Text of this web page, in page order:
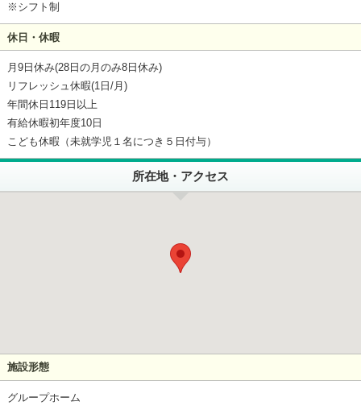
※シフト制
休日・休暇
月9日休み(28日の月のみ8日休み)
リフレッシュ休暇(1日/月)
年間休日119日以上
有給休暇初年度10日
こども休暇（未就学児１名につき５日付与）
所在地・アクセス
施設形態
グループホーム